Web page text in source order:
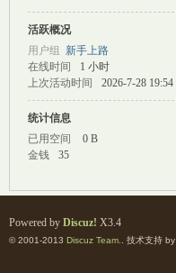
活跃概况
用户组 新手上路
在线时间
1 小时
上次活动时间
2026-7-28 19:54
统计信息
已用空间
0 B
金钱
35
Powered by Discuz! X3.4
© 2001-2013 Discuz Team. . 技术支持 by